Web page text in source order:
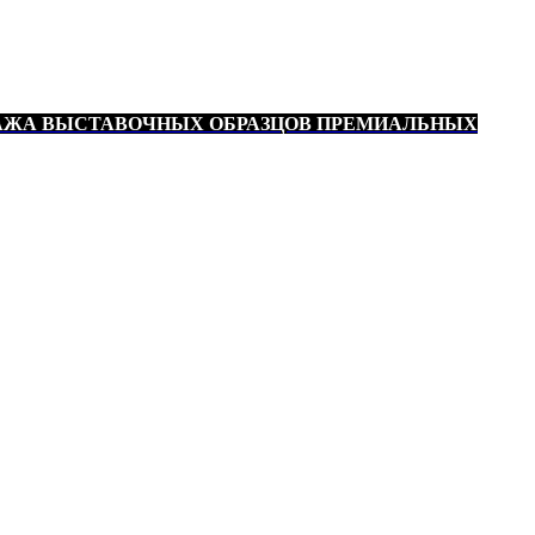
ВЫСТАВОЧНЫХ ОБРАЗЦОВ ПРЕМИАЛЬНЫХ